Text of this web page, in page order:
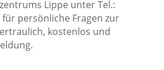
Lippe unter Tel.:
für persönliche Fragen zur
kostenlos und